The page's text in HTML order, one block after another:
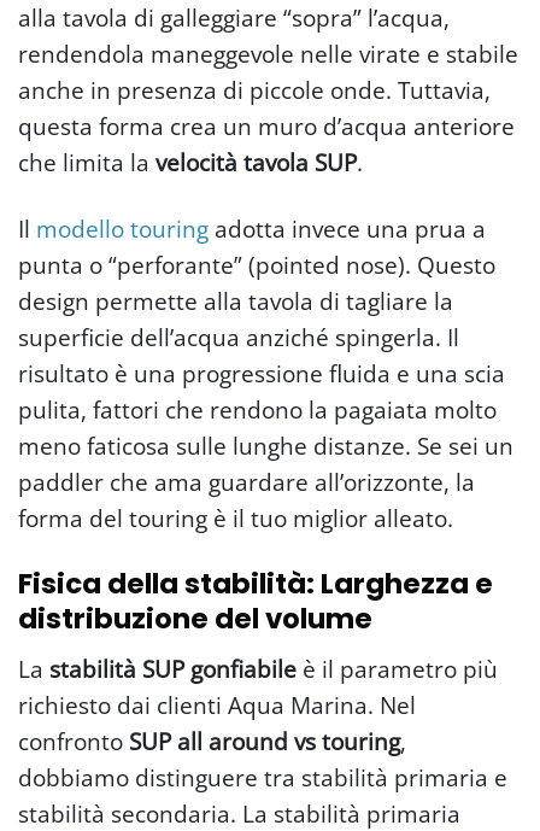
alla tavola di galleggiare “sopra” l’acqua,
rendendola maneggevole nelle virate e stabile
anche in presenza di piccole onde. Tuttavia,
questa forma crea un muro d’acqua anteriore
che limita la velocità tavola SUP.
Il modello touring adotta invece una prua a
punta o “perforante” (pointed nose). Questo
design permette alla tavola di tagliare la
superficie dell’acqua anziché spingerla. Il
risultato è una progressione fluida e una scia
pulita, fattori che rendono la pagaiata molto
meno faticosa sulle lunghe distanze. Se sei un
paddler che ama guardare all’orizzonte, la
forma del touring è il tuo miglior alleato.
Fisica della stabilità: Larghezza e
distribuzione del volume
La stabilità SUP gonfiabile è il parametro più
richiesto dai clienti Aqua Marina. Nel
confronto SUP all around vs touring,
dobbiamo distinguere tra stabilità primaria e
stabilità secondaria. La stabilità primaria